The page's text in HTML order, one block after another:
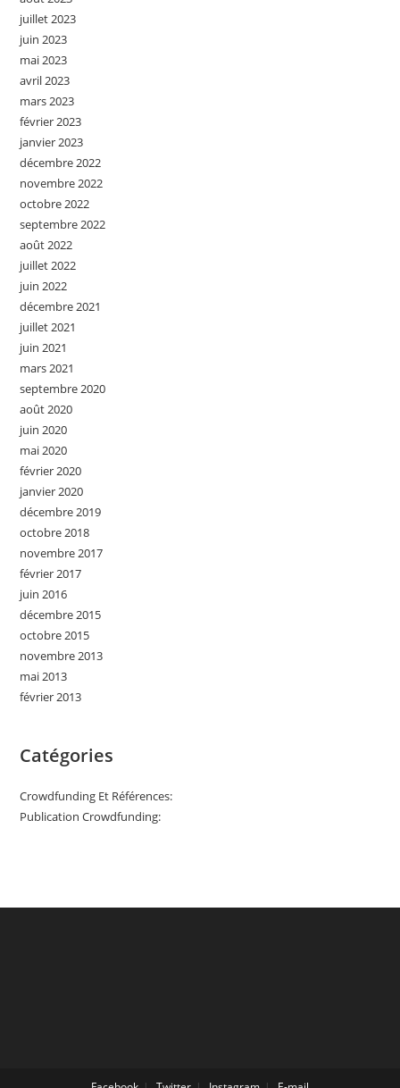
juillet 2023
juin 2023
mai 2023
avril 2023
mars 2023
février 2023
janvier 2023
décembre 2022
novembre 2022
octobre 2022
septembre 2022
août 2022
juillet 2022
juin 2022
décembre 2021
juillet 2021
juin 2021
mars 2021
septembre 2020
août 2020
juin 2020
mai 2020
février 2020
janvier 2020
décembre 2019
octobre 2018
novembre 2017
février 2017
juin 2016
décembre 2015
octobre 2015
novembre 2013
mai 2013
février 2013
Catégories
Crowdfunding Et Références:
Publication Crowdfunding: